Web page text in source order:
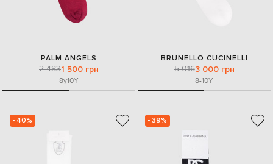
PALM ANGELS
2 4831 500 грн
8y10Y
BRUNELLO CUCINELLI
5 0163 000 грн
8-10Y
- 40% - 39%